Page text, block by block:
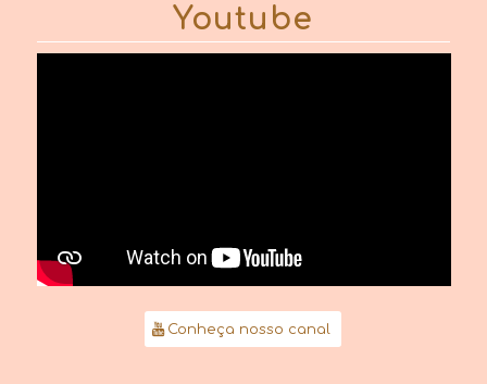
Youtube
Conheça nosso canal